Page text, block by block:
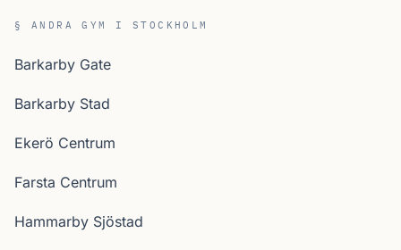
§ ANDRA GYM I STOCKHOLM
Barkarby Gate
Barkarby Stad
Ekerö Centrum
Farsta Centrum
Hammarby Sjöstad